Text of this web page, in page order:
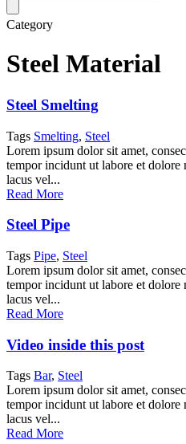
Category
Steel Material
Steel Smelting
Tags Smelting, Steel
Lorem ipsum dolor sit amet,
tempor incidunt ut labore et dolore
lacus vel...
Read More
Steel Pipe
Tags Pipe, Steel
Lorem ipsum dolor sit amet,
tempor incidunt ut labore et dolore
lacus vel...
Read More
Video inside this post
Tags Bar, Steel
Lorem ipsum dolor sit amet,
tempor incidunt ut labore et dolore
lacus vel...
Read More